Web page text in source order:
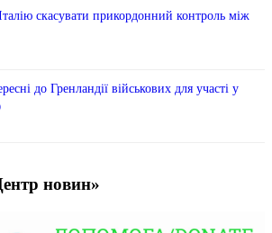
скасувати прикордонний контроль між
до Гренландії військових для участі у
новин»